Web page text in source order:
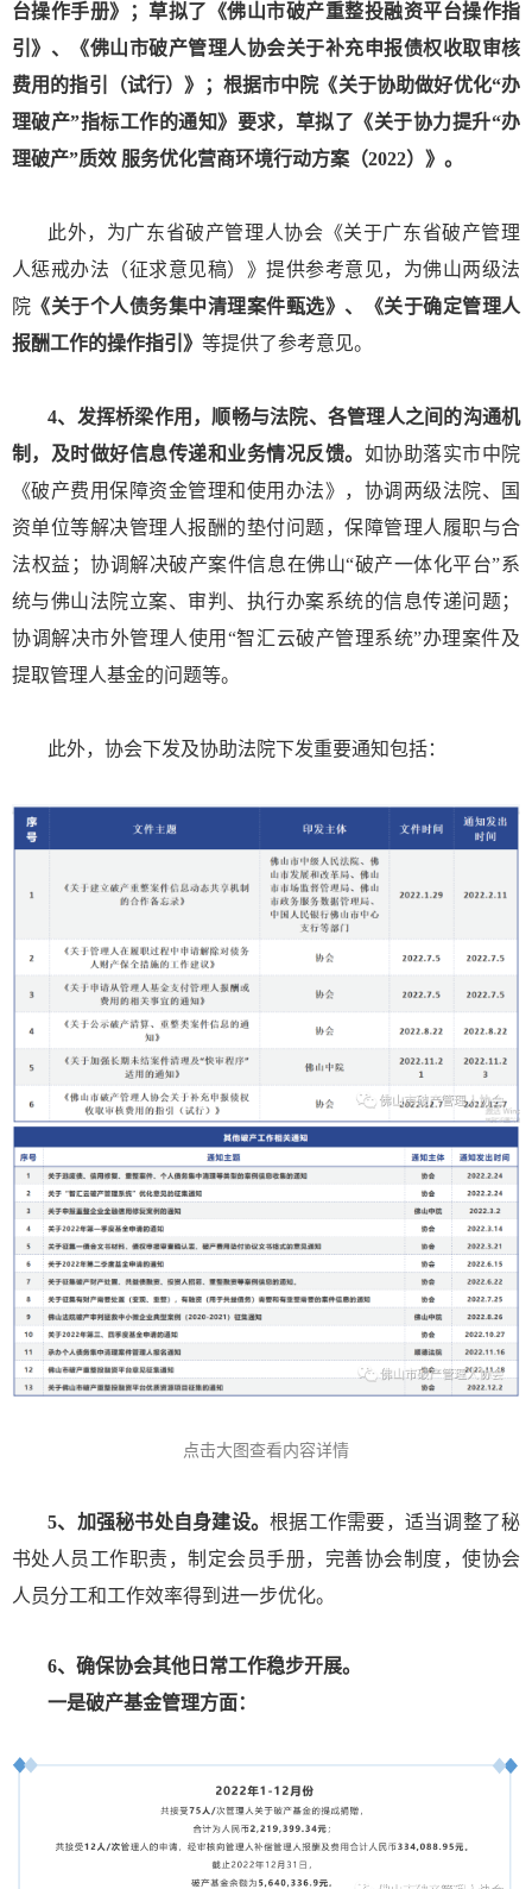
台操作手册》；草拟了《佛山市破产重整投融资平台操作指
引》、《佛山市破产管理人协会关于补充申报债权收取审核
费用的指引（试行）》
；根据市中院《关于协助做好优化“办
理破产”指标工作的通知》要求，草拟了《关于协力提升“办
理破产”质效 服务优化营商环境行动方案（2022）》。
此外，为广东省破产管理人协会《关于广东省破产管理
人惩戒办法（征求意见稿）》提供参考意见，为佛山两级法
院 《关于个人债务集中清理案件甄选》、《关于确定管理人
报酬工作的操作指引》 等提供了参考意见。
4、发挥桥梁作用，顺畅与法院、各管理人之间的沟通机
制，及时做好信息传递和业务情况反馈。 如协助落实市中院
《破产费用保障资金管理和使用办法》，协调两级法院、国
资单位等解决管理人报酬的垫付问题，保障管理人履职与合
法权益；协调解决破产案件信息在佛山“破产一体化平台”系
统与佛山法院立案、审判、执行办案系统的信息传递问题；
协调解决市外管理人使用“智汇云破产管理系统”办理案件及
提取管理人基金的问题等。
此外，协会下发及协助法院下发重要通知包括：
点击大图查看内容详情
5、加强秘书处自身建设。 根据工作需要，适当调整了秘
书处人员工作职责，制定会员手册，完善协会制度，使协会
人员分工和工作效率得到进一步优化。
6、确保协会其他日常工作稳步开展。
一是破产基金管理方面：